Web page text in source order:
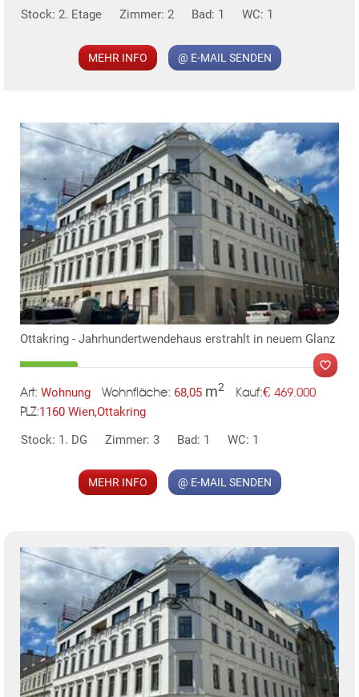
ok am t in up
KLIS
Stock: 2. Etage
Zimmer: 2 Bad: 1 WC: 1
MEHR INFO @ E-MAIL SENDEN
Ottakring - Jahrhundertwendehaus erstrahlt in neuem Glanz
Art: Wohnung Wohnfläche: 68,05 m2 Kauf:€ 469.000
PLZ:1160 Wien,Ottakring
Stock: 1. DG
Zimmer: 3 Bad: 1 WC: 1
MEHR INFO @ E-MAIL SENDEN